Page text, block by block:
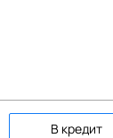
В кредит